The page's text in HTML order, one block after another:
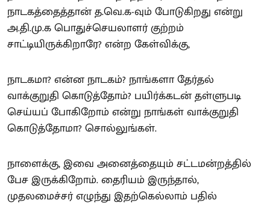
நாடகத்தைத்தான் த.வெ.க-வும் போடுகிறது என்று
அ.தி.மு.க பொதுச்செயலாளர் குற்றம்
சாட்டியிருக்கிறாரே? என்ற கேள்விக்கு,
நாடகமா? என்ன நாடகம்? நாங்களா தேர்தல்
வாக்குறுதி கொடுத்தோம்? பயிர்க்கடன் தள்ளுபடி
செய்யப் போகிறோம் என்று நாங்கள் வாக்குறுதி
கொடுத்தோமா? சொல்லுங்கள்.
நாளைக்கு, இவை அனைத்தையும் சட்டமன்றத்தில்
பேச இருக்கிறோம். தைரியம் இருந்தால்,
முதலமைச்சர் எழுந்து இதற்கெல்லாம் பதில்